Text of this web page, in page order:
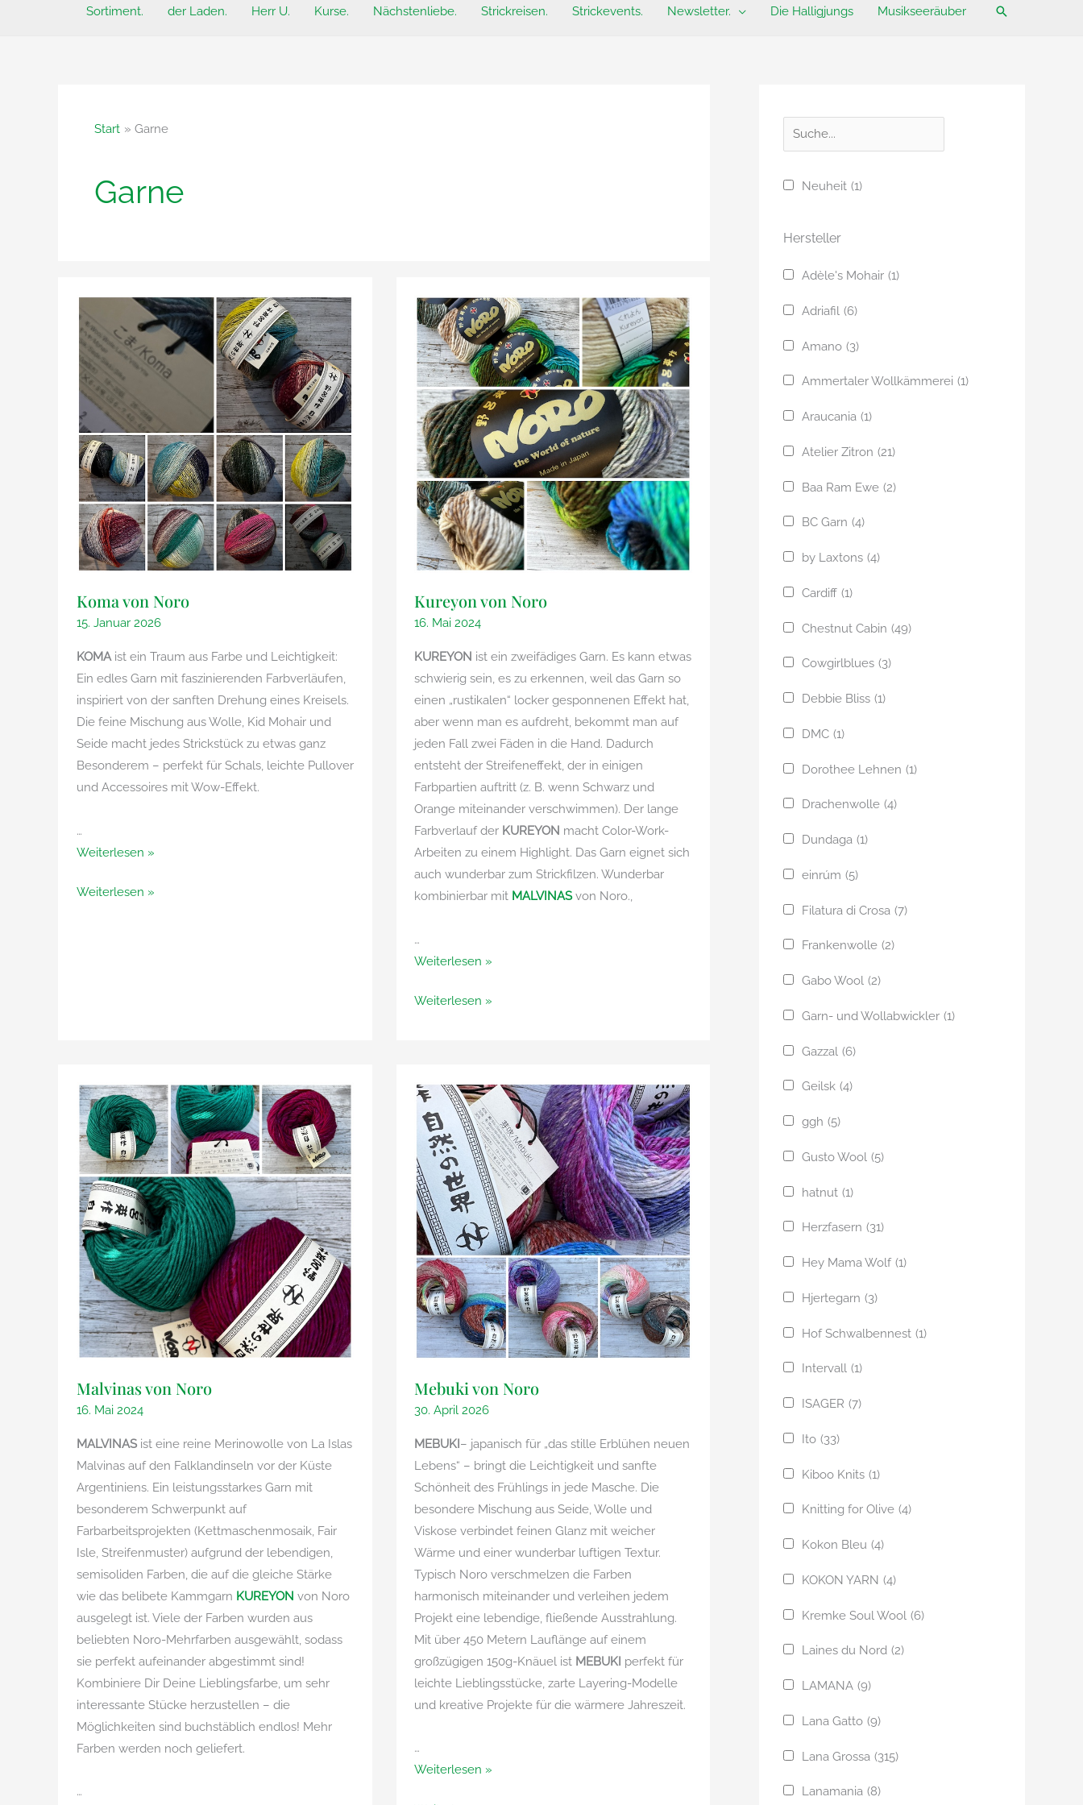
Sortiment. der Laden. Herr U. Kurse. Nächstenliebe. Strickreisen. Strickevents. Newsletter. Die Halligjungs Musikseeräuber Suchen
Start Garne
Garne
Koma von Noro
15. Januar 2026
KOMAist ein Traum aus Farbe und Leichtigkeit:
Ein edles Garn mit faszinierenden Farbverläufen,
inspiriert von der sanften Drehung eines Kreisels.
Die feine Mischung aus Wolle, Kid Mohair und
Seide macht jedes Strickstück zu etwas ganz
Besonderem – perfekt für Schals, leichte Pullover
und Accessoires mit Wow-Effekt.
…
Koma
Noro
Weiterlesen »
Koma
Weiterlesen »
Kureyon von Noro
16. Mai 2024
KUREYON ist ein zweifädiges Garn. Es kann etwas
schwierig sein, es zu erkennen, weil das Garn so
einen „rustikalen“ locker gesponnenen Effekt hat,
aber wenn man es aufdreht, bekommt man auf
jeden Fall zwei Fäden in die Hand. Dadurch
entsteht der Streifeneffekt, der in einigen
Farbpartien auftritt (z. B. wenn Schwarz und
Orange miteinander verschwimmen). Der lange
Farbverlauf der KUREYON macht Color-Work-
Arbeiten zu einem Highlight. Das Garn eignet sich
auch wunderbar zum Strickfilzen. Wunderbar
kombinierbar mit MALVINASvon Noro.,
…
Kureyon
Noro
Weiterlesen »
Kureyon
Weiterlesen »
Malvinas von Noro
16. Mai 2024
MALVINASist eine reine Merinowolle von La Islas
Malvinas auf den Falklandinseln vor der Küste
Argentiniens. Ein leistungsstarkes Garn mit
besonderem Schwerpunkt auf
Farbarbeitsprojekten (Kettmaschenmosaik, Fair
Isle, Streifenmuster) aufgrund der lebendigen,
semisoliden Farben, die auf die gleiche Stärke
wie das belibete Kammgarn KUREYON von Noro
ausgelegt ist. Viele der Farben wurden aus
beliebten Noro-Mehrfarben ausgewählt, sodass
sie perfekt aufeinander abgestimmt sind!
Kombiniere Dir Deine Lieblingsfarbe, um sehr
interessante Stücke herzustellen – die
Möglichkeiten sind buchstäblich endlos! Mehr
Farben werden noch geliefert.
…
Mebuki von Noro
30. April 2026
MEBUKI– japanisch für „das stille Erblühen neuen
Lebens“ – bringt die Leichtigkeit und sanfte
Schönheit des Frühlings in jede Masche. Die
besondere Mischung aus Seide, Wolle und
Viskose verbindet feinen Glanz mit weicher
Wärme und einer wunderbar luftigen Textur.
Typisch Noro verschmelzen die Farben
harmonisch miteinander und verleihen jedem
Projekt eine lebendige, fließende Ausstrahlung.
Mit über 450 Metern Lauflänge auf einem
großzügigen 150g-Knäuel ist MEBUKI perfekt für
leichte Lieblingsstücke, zarte Layering-Modelle
und kreative Projekte für die wärmere Jahreszeit.
…
Mebuki
Weiterlesen »
u
c
Neuheit (1)
Hersteller
Adèle's Mohair (1)
Adriafil (6)
Amano (3)
Ammertaler Wollkämmerei (1)
Araucania (1)
Atelier Zitron (21)
Baa Ram Ewe (2)
BC Garn (4)
by Laxtons (4)
Cardiff (1)
Chestnut Cabin (49)
Cowgirlblues (3)
Debbie Bliss (1)
DMC (1)
Dorothee Lehnen (1)
Drachenwolle (4)
Dundaga (1)
einrúm (5)
Filatura di Crosa (7)
Frankenwolle (2)
Gabo Wool (2)
Garn- und Wollabwickler (1)
Gazzal (6)
Geilsk (4)
ggh (5)
Gusto Wool (5)
hatnut (1)
Herzfasern (31)
Hey Mama Wolf (1)
Hjertegarn (3)
Hof Schwalbennest (1)
Intervall (1)
ISAGER (7)
Ito (33)
Kiboo Knits (1)
Knitting for Olive (4)
Kokon Bleu (4)
KOKON YARN (4)
Kremke Soul Wool (6)
Laines du Nord (2)
LAMANA (9)
Lana Gatto (9)
Lana Grossa (315)
Lanamania (8)